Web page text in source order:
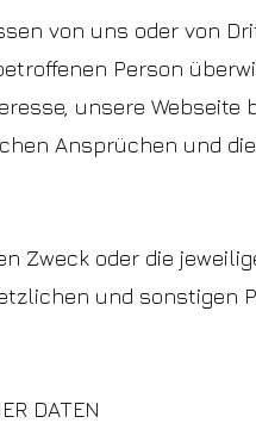
von uns oder von
Person
unsere Webseite
Ansprüchen und
Zweck oder die
und sonstigen
DATEN